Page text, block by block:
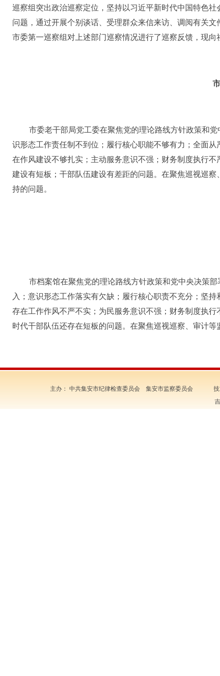
巡察组突出政治巡察定位，坚持以习近平新时代中国特色
问题，通过开展个别谈话
受理群众来信来访、调阅有关
市委第一巡察组对上述部门巡察情况进行了巡察反馈，现向
市委老干部局党工委在聚焦党的理论路线方针政策和
识形态工作责任制不到位 ； 履行核心职能不够有力 ； 全面从
在作风建设不够扎实 ； 主动服务意识不强 ； 财务制度执行不
建设有短板 ； 干部队伍建设有差距的问题。在聚焦巡视巡察
持的问题。
市档案馆在聚焦党的理论路线方针政策和党中央决策
入 ； 意识形态工作落实有欠缺 ； 履行核心职责不充分 ； 坚持
存在工作作风不严不实 ； 为民服务意识不强 ； 财务制度执行
时代干部队伍还存在短板的问题。在聚焦巡视巡察、审计等
主办： 中共集安市纪律检查委员会 集安市监察委员会 技